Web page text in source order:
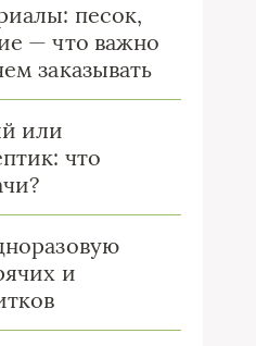
песок,
— что важно
заказывать
или
что
и